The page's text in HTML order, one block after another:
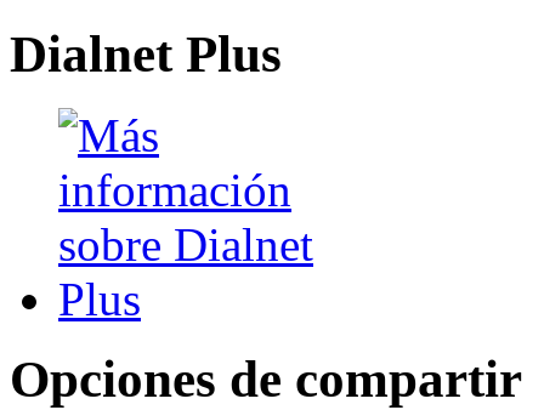
Dialnet Plus
Opciones de compartir